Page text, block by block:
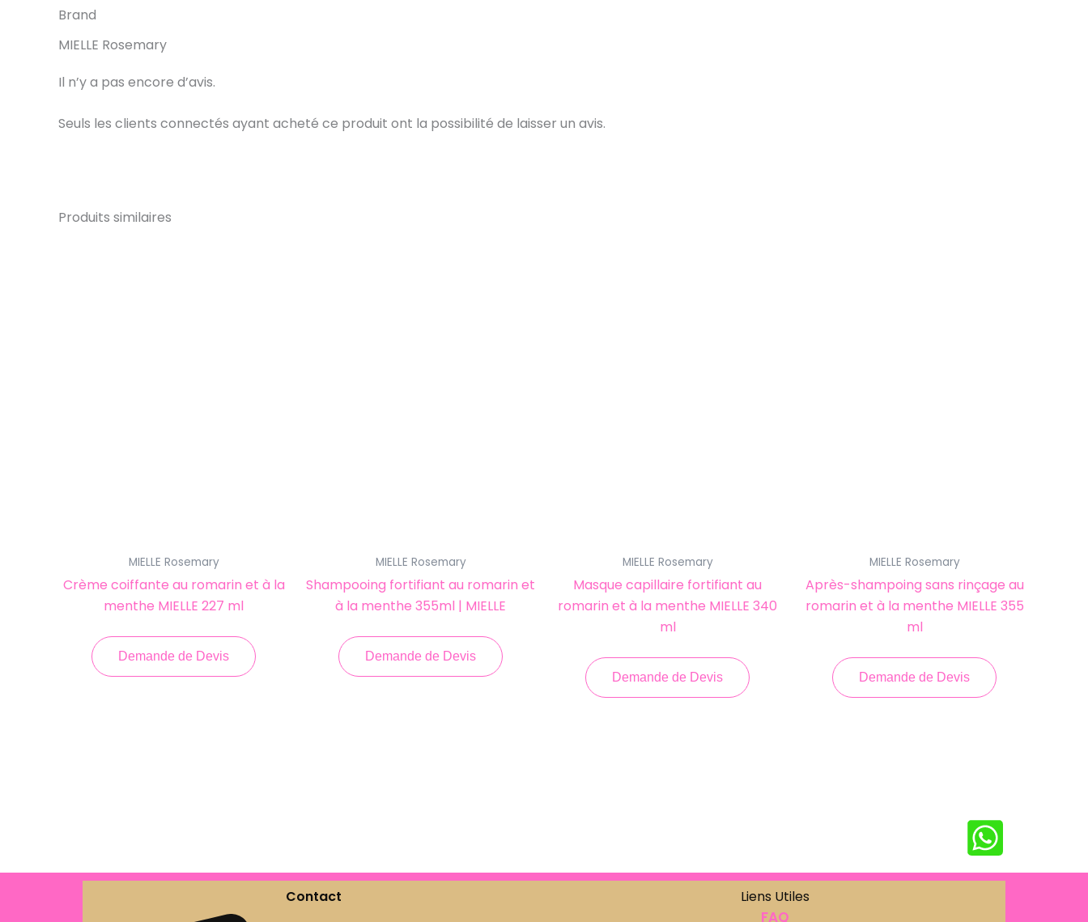
Brand
MIELLE Rosemary
Il n’y a pas encore d’avis.
Seuls les clients connectés ayant acheté ce produit ont la possibilité de laisser un avis.
Produits similaires
MIELLE Rosemary
Crème coiffante au romarin et à la
menthe MIELLE 227 ml
Demande de Devis
MIELLE Rosemary
Shampooing fortifiant au romarin et
à la menthe 355ml | MIELLE
Demande de Devis
MIELLE Rosemary
Masque capillaire fortifiant au
romarin et à la menthe MIELLE 340
ml
Demande de Devis
MIELLE Rosemary
Après-shampoing sans rinçage au
romarin et à la menthe MIELLE 355
ml
Demande de Devis
Contact Liens Utiles
FAQ